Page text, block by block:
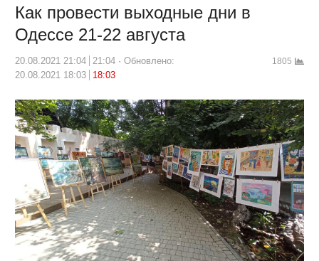
Как провести выходные дни в
Одессе 21-22 августа
20.08.2021 21:04 21:04
Обновлено:
20.08.2021 18:03
18:03
1805